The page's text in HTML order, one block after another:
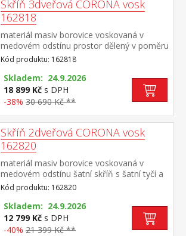
Skříň 3dveřová CORONA vosk
162818
materiál masiv borovice voskovaná v
medovém odstínu prostor dělený v poměru
2:1 širší část šatní tyč a police, užší část 3
police ve spodní části 1 velká a 1 malá
zásuvka, kovové ozdobné
úchytky doporučený nástavec CORONA
16952 součást sestavy Corona
Kód produktu: 162818
Skladem: 24.9.2026
18 899 Kč s DPH
-38% 30 690 Kč **
Skříň 2dveřová CORONA vosk
162820
materiál masiv borovice voskovaná v
medovém odstínu šatní skříň s šatní tyčí a
policí na klobouky ve spodní části velká
zásuvka, kovové ozdobné
úchytky doporučený nástavec CORONA
16951 součást sestavy Corona
Kód produktu: 162820
Skladem: 24.9.2026
12 799 Kč s DPH
-40% 21 399 Kč **